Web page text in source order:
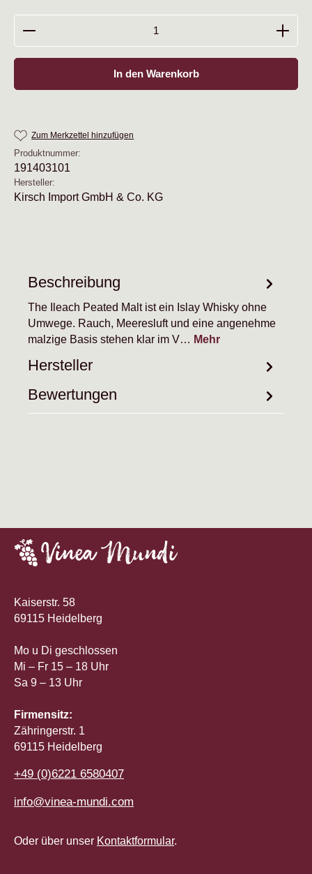
Produkt Anzahl: Gib den gewünschten Wert ein
In den Warenkorb
Zum Merkzettel hinzufügen
Produktnummer:
191403101
Hersteller:
Kirsch Import GmbH & Co. KG
Beschreibung
The Ileach Peated Malt ist ein Islay Whisky ohne
Umwege. Rauch, Meeresluft und eine angenehme
malzige Basis stehen klar im V… Mehr
Hersteller
Bewertungen
Kaiserstr. 58
69115 Heidelberg
Mo u Di geschlossen
Mi – Fr 15 – 18 Uhr
Sa 9 – 13 Uhr
Firmensitz:
Zähringerstr. 1
69115 Heidelberg
+49 (0)6221 6580407
info@vinea-mundi.com
Oder über unser Kontaktformular.